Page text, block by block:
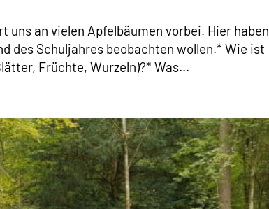
uns an vielen Apfelbäumen vorbei. Hier haben
des Schuljahres beobachten wollen.* Wie ist
Früchte, Wurzeln)?* Was...